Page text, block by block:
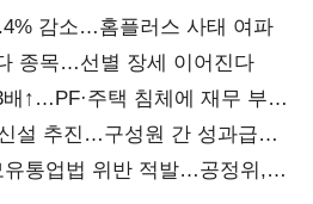
감소…홈플러스 사태 여파
종목…선별 장세 이어진다
↑…PF·주택 침체에 재무 부담
설 추진…구성원 간 성과급
유통업법 위반 적발…공정위,